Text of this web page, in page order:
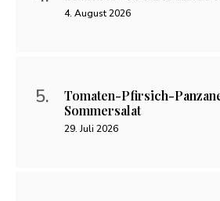
4. August 2026
Tomaten-Pfirsich-
Sommersalat
29. Juli 2026